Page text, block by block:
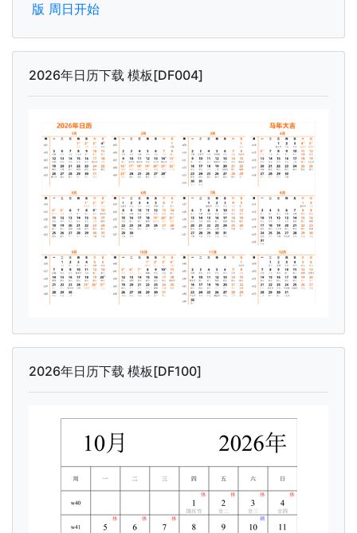
版 周日开始
2026年日历下载 模板[DF004]
2026年日历下载 模板[DF100]